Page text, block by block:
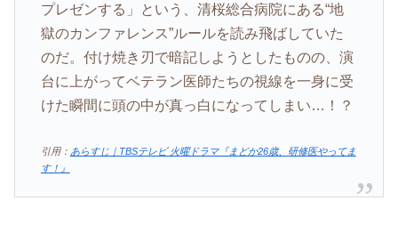
プレゼンする」という、清桜総合病院にある“地
獄のカンファレンス”ルールを読み飛ばしていた
のだ。付け焼き刃で暗記しようとしたものの、演
台に上がってベテラン医師たちの視線を一身に受
けた瞬間に頭の中が真っ白になってしまい…！？
引用： あらすじ｜TBSテレビ 火曜ドラマ『まどか26歳、研修医やってま
す！』